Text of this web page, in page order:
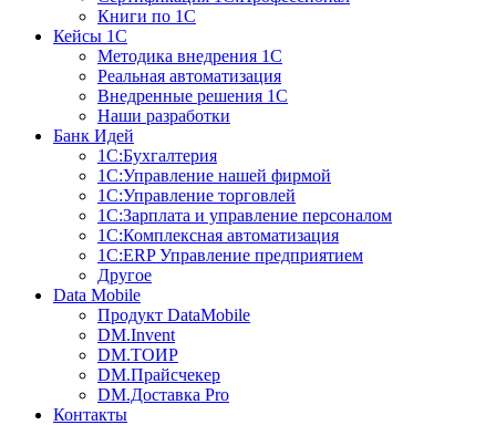
Книги по 1С
Кейсы 1С
Методика внедрения 1С
Реальная автоматизация
Внедренные решения 1С
Наши разработки
Банк Идей
1С:Бухгалтерия
1С:Управление нашей фирмой
1С:Управление торговлей
1С:Зарплата и управление персоналом
1С:Комплексная автоматизация
1С:ERP Управление предприятием
Другое
Data Mobile
Продукт DataMobile
DM.Invent
DM.ТОИР
DM.Прайсчекер
DM.Доставка Pro
Контакты